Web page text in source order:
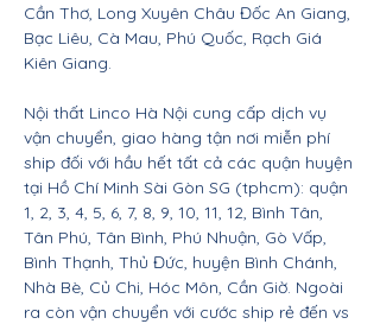
Cần Thơ, Long Xuyên Châu Đốc An Giang,
Bạc Liêu, Cà Mau, Phú Quốc, Rạch Giá
Kiên Giang.
Nội thất Linco Hà Nội cung cấp dịch vụ
vận chuyển, giao hàng tận nơi miễn phí
ship đối với hầu hết tất cả các quận huyện
tại Hồ Chí Minh Sài Gòn SG (tphcm): quận
1, 2, 3, 4, 5, 6, 7, 8, 9, 10, 11, 12, Bình Tân,
Tân Phú, Tân Bình, Phú Nhuận, Gò Vấp,
Bình Thạnh, Thủ Đức, huyện Bình Chánh,
Nhà Bè, Củ Chi, Hóc Môn, Cần Giờ. Ngoài
ra còn vận chuyển với cước ship rẻ đến vs